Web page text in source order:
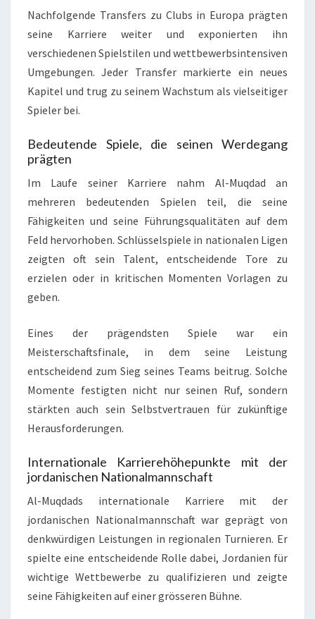
Nachfolgende Transfers zu Clubs in Europa prägten
seine Karriere weiter und exponierten ihn
verschiedenen Spielstilen und wettbewerbsintensiven
Umgebungen. Jeder Transfer markierte ein neues
Kapitel und trug zu seinem Wachstum als vielseitiger
Spieler bei.
Bedeutende Spiele, die seinen Werdegang
prägten
Im Laufe seiner Karriere nahm Al-Muqdad an
mehreren bedeutenden Spielen teil, die seine
Fähigkeiten und seine Führungsqualitäten auf dem
Feld hervorhoben. Schlüsselspiele in nationalen Ligen
zeigten oft sein Talent, entscheidende Tore zu
erzielen oder in kritischen Momenten Vorlagen zu
geben.
Eines der prägendsten Spiele war ein
Meisterschaftsfinale, in dem seine Leistung
entscheidend zum Sieg seines Teams beitrug. Solche
Momente festigten nicht nur seinen Ruf, sondern
stärkten auch sein Selbstvertrauen für zukünftige
Herausforderungen.
Internationale Karrierehöhepunkte mit der
jordanischen Nationalmannschaft
Al-Muqdads internationale Karriere mit der
jordanischen Nationalmannschaft war geprägt von
denkwürdigen Leistungen in regionalen Turnieren. Er
spielte eine entscheidende Rolle dabei, Jordanien für
wichtige Wettbewerbe zu qualifizieren und zeigte
seine Fähigkeiten auf einer grösseren Bühne.